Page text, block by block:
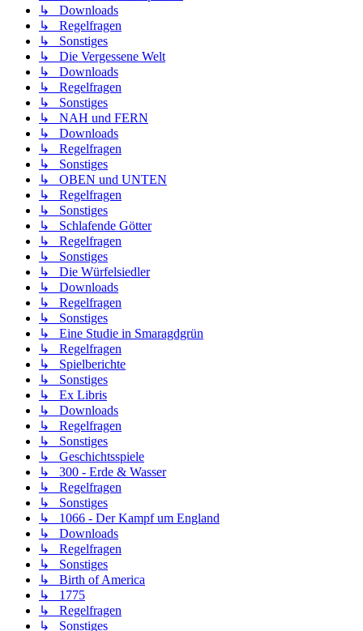
↳ Downloads
↳ Regelfragen
↳ Sonstiges
↳ Die Vergessene Welt
↳ Downloads
↳ Regelfragen
↳ Sonstiges
↳ NAH und FERN
↳ Downloads
↳ Regelfragen
↳ Sonstiges
↳ OBEN und UNTEN
↳ Regelfragen
↳ Sonstiges
↳ Schlafende Götter
↳ Regelfragen
↳ Sonstiges
↳ Die Würfelsiedler
↳ Downloads
↳ Regelfragen
↳ Sonstiges
↳ Eine Studie in Smaragdgrün
↳ Regelfragen
↳ Spielberichte
↳ Sonstiges
↳ Ex Libris
↳ Downloads
↳ Regelfragen
↳ Sonstiges
↳ Geschichtsspiele
↳ 300 - Erde & Wasser
↳ Regelfragen
↳ Sonstiges
↳ 1066 - Der Kampf um England
↳ Downloads
↳ Regelfragen
↳ Sonstiges
↳ Birth of America
↳ 1775
↳ Regelfragen
↳ Sonstiges